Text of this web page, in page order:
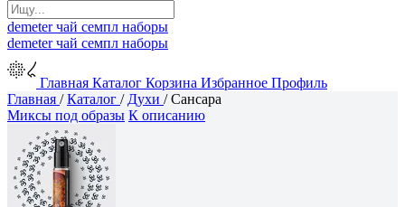
demeterчай семпл наборы
demeterчай семпл наборы
Главная Каталог Корзина Избранное Профиль
Главная /Каталог / Духи /Сансара
Миксы под образы К описанию